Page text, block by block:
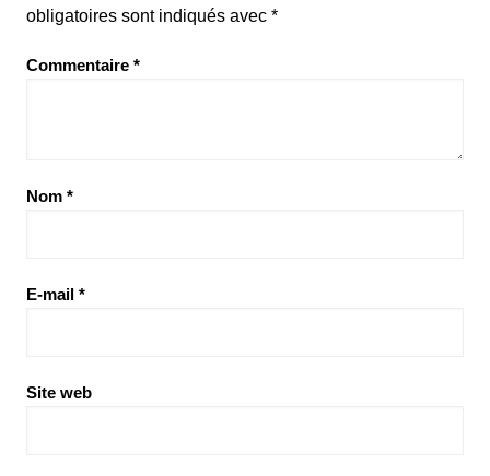
obligatoires sont indiqués avec *
Commentaire *
Nom *
E-mail *
Site web